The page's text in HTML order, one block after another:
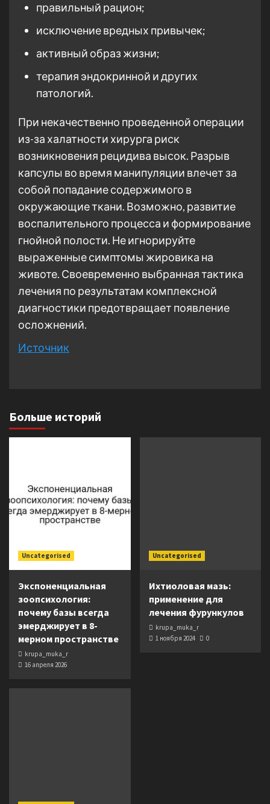
правильный рацион;
исключение вредных привычек;
активный образ жизни;
терапия эндокринной и других
патологий.
При некачественно проведенной операции
из-за халатности хирурга риск
возникновения рецидива высок. Разрыв
капсулы во время манипуляции влечет за
собой попадание содержимого в
окружающие ткани. Возможно, развитие
воспалительного процесса и формирование
гнойной полости. Не игнорируйте
выраженные симптомы жировика на
животе. Своевременно выбранная тактика
лечения по результатам комплексной
диагностики предотвращает появление
осложнений.
Источник
Больше историй
Uncategorised
Экспоненциальная
зоопсихология:
почему базы всегда
эмерджирует в 8-
мерном пространстве
krupa_muka_r
16 апреля 2026
Uncategorised
Ихтиоловая мазь:
применение для
лечения фурункулов
krupa_muka_r
1 ноября 2024
0